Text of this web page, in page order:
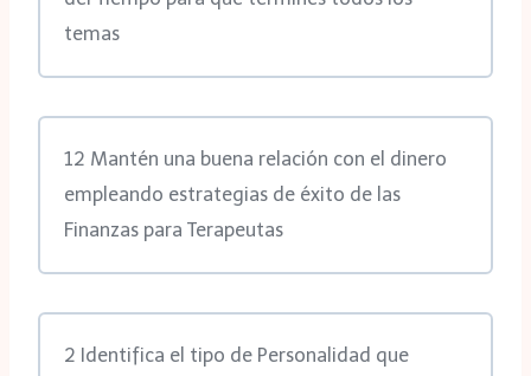
temas
12 Mantén una buena relación con el dinero
empleando estrategias de éxito de las
Finanzas para Terapeutas
2 Identifica el tipo de Personalidad que